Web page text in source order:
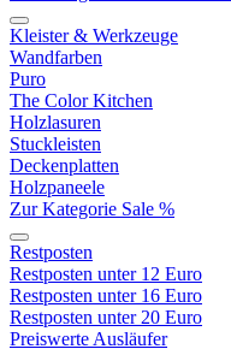
Kleister & Werkzeuge
Wandfarben
Puro
The Color Kitchen
Holzlasuren
Stuckleisten
Deckenplatten
Holzpaneele
Zur Kategorie Sale %
Restposten
Restposten unter 12 Euro
Restposten unter 16 Euro
Restposten unter 20 Euro
Preiswerte Ausläufer